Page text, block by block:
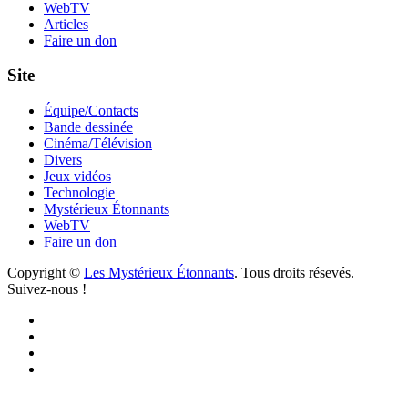
WebTV
Articles
Faire un don
Site
Équipe/Contacts
Bande dessinée
Cinéma/Télévision
Divers
Jeux vidéos
Technologie
Mystérieux Étonnants
WebTV
Faire un don
Copyright © Les Mystérieux Étonnants. Tous droits résevés.
Suivez-nous !